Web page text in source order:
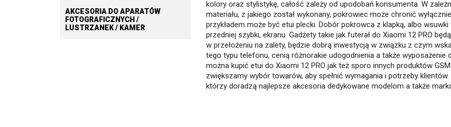
AKCESORIA DO APARATÓW
FOTOGRAFICZNYCH /
LUSTRZANEK / KAMER
kolory oraz stylistykę, całość zależy od upodobań konsumenta. W
materiału, z jakiego został wykonany, pokrowiec może chronić
przykładem może być etui plecki. Dobór pokrowca z klapką, albo
przedniej szybki, ekranu. Gadżety takie jak futerał do Xiaomi 12 PRO
w przełożeniu na zalety, będzie dobrą inwestycją w związku z czym
tego typu telefonu, cenią różnorakie udogodnienia a także wyposażenie
można kupić etui do Xiaomi 12 PRO jak też sporo innych produktów
zwiększamy wybór towarów, aby spełnić wymagania i potrzeby
którzy doradzą najlepsze akcesoria dedykowane modelom a także